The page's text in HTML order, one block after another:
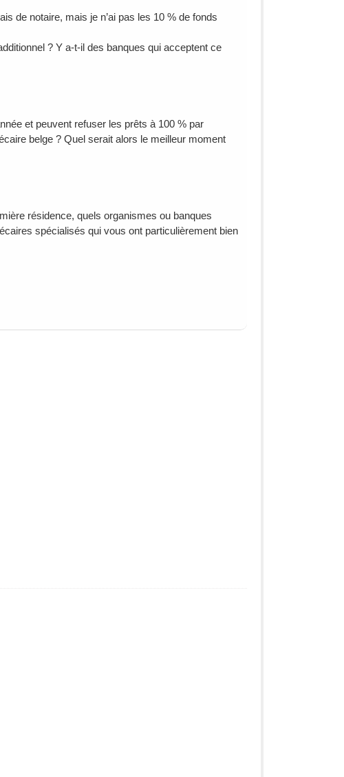
de notaire, mais je n’ai pas les 10 % de fonds
? Y a-t-il des banques qui acceptent ce
et peuvent refuser les prêts à 100 % par
belge ? Quel serait alors le meilleur moment
résidence, quels organismes ou banques
spécialisés qui vous ont particulièrement bien